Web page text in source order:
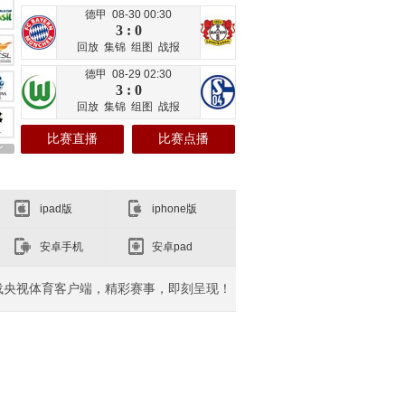
德甲 08-30 00:30
3 : 0
回放 集锦 组图 战报
德甲 08-29 02:30
3 : 0
回放 集锦 组图 战报
比赛直播 比赛点播
ipad版 iphone版
安卓手机 安卓pad
央视体育客户端，精彩赛事，即刻呈现！